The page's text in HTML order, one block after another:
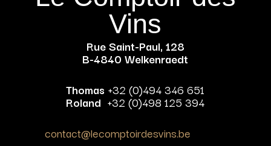
Vins
Rue Saint-Paul, 128
B-4840 Welkenraedt
Thomas +32 (0)494 346 651
Roland +32 (0)498 125 394
contact@lecomptoirdesvins.be